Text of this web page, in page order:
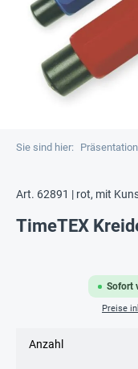
Sie sind hier: Präsentation
Art. 62891 | rot, mit
TimeTEX
Sofort
Preise
Anzahl